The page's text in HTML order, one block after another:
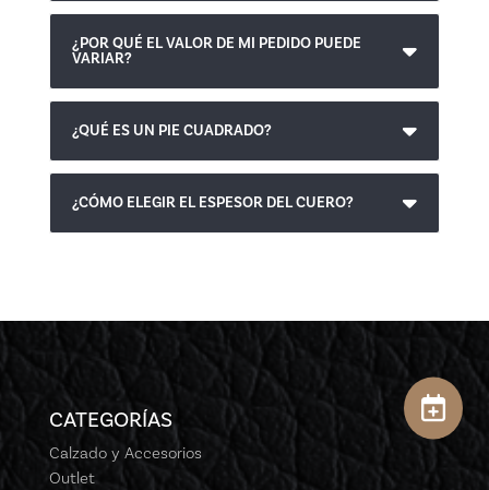
¿POR QUÉ EL VALOR DE MI PEDIDO PUEDE
VARIAR?
¿QUÉ ES UN PIE CUADRADO?
¿CÓMO ELEGIR EL ESPESOR DEL CUERO?
CATEGORÍAS
Calzado y Accesorios
Outlet